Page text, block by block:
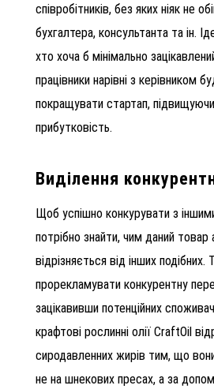
співробітників, без яких ніяк не
бухгалтера, консультанта та ін.
хто хоча б мінімально
працівники нарівні з керівником
покращувати стартап,
прибутковість.
Виділення
Щоб успішно конкурувати з
потрібно знайти, чим даний товар
відрізняється від інших подібних.
прорекламувати конкурентну
зацікавивши потенційних
крафтові рослинні олії CraftOil
сиродавленних жирів тим, що
не на шнекових пресах, а за